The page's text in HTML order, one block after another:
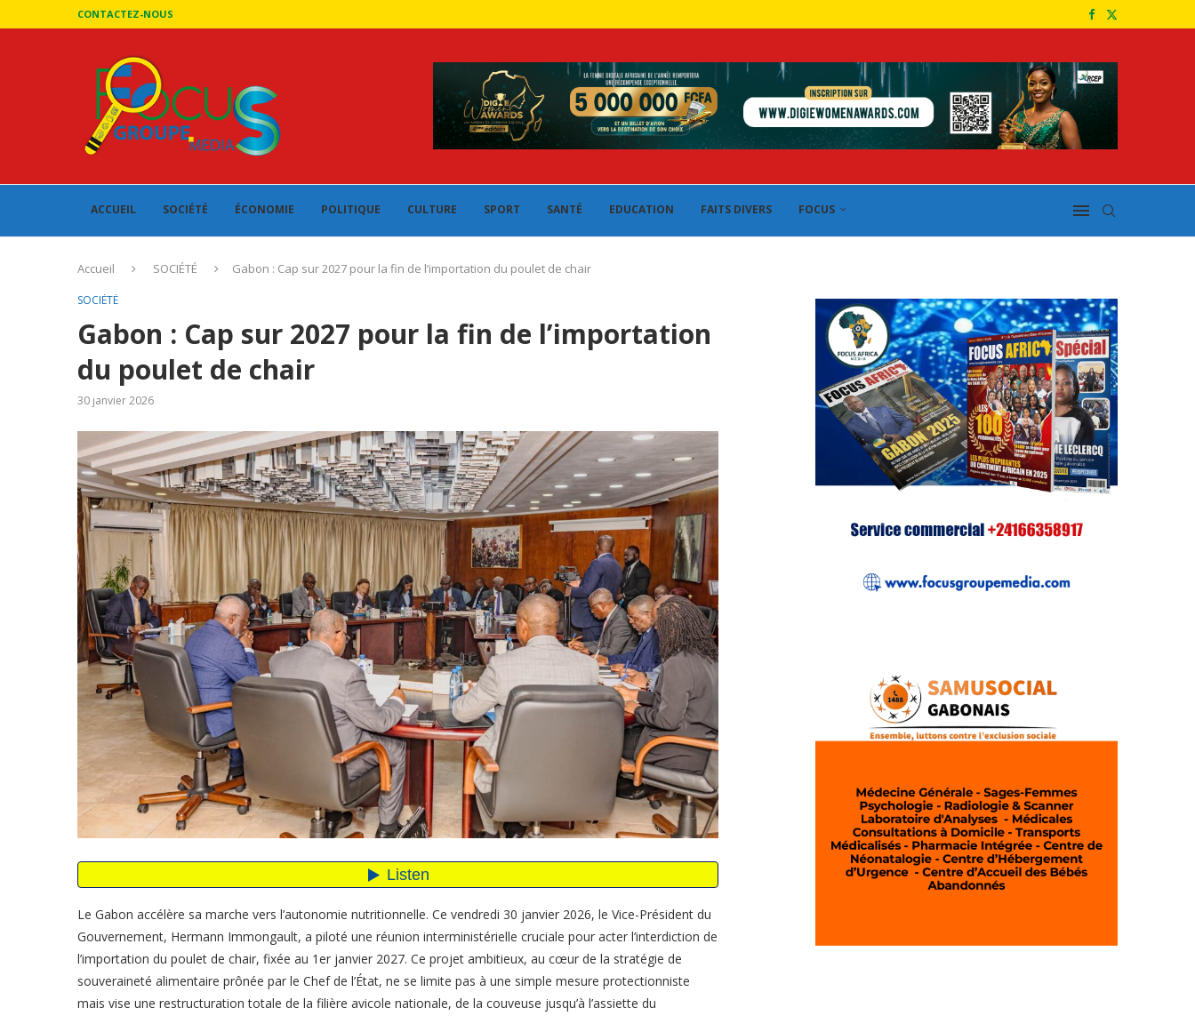
CONTACTEZ-NOUS
ACCUEIL SOCIÉTÉ ÉCONOMIE POLITIQUE CULTURE SPORT SANTÉ EDUCATION FAITS DIVERS FOCUS
Accueil SOCIÉTÉ Gabon : Cap sur 2027 pour la fin de l’importation du poulet de chair
SOCIÉTÉ
Gabon : Cap sur 2027 pour la fin de l’importation
du poulet de chair
30 janvier 2026
Le Gabon accélère sa marche vers l’autonomie nutritionnelle. Ce vendredi 30 janvier 2026, le Vice-Président du
Gouvernement, Hermann Immongault, a piloté une réunion interministérielle cruciale pour acter l’interdiction de
l’importation du poulet de chair, fixée au 1er janvier 2027. Ce projet ambitieux, au cœur de la stratégie de
souveraineté alimentaire prônée par le Chef de l’État, ne se limite pas à une simple mesure protectionniste
mais vise une restructuration totale de la filière avicole nationale, de la couveuse jusqu’à l’assiette du